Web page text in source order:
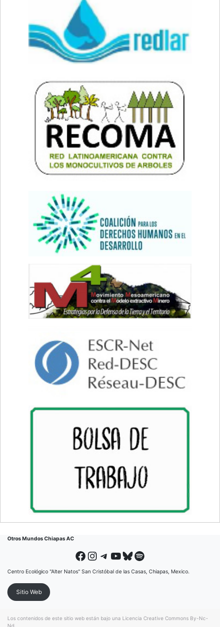
Otros Mundos Chiapas AC
Facebook Instagram Telegram YouTube Bluesky Spotify
Centro Ecológico "Alter Natos" San Cristóbal de las Casas, Chiapas, Mexico.
Sitio Web
Los contenidos de este sitio web están bajo una Licencia Creative Commons By-Nc-
Nd